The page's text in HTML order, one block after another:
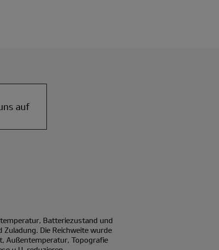
auf
Batteriezustand und
Die Reichweite wurde
Außentemperatur, Topografie